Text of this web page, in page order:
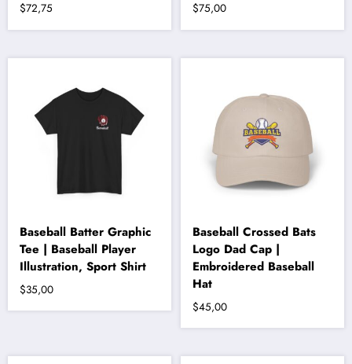
$72,75
Bu
birden
Seçenekler
sayfasından
$75,00
Baseball Batter Graphic
Tee | Baseball Player
Illustration, Sport Shirt
$35,00
Baseball Crossed Bats
Logo Dad Cap |
Embroidered Baseball
Hat
$45,00